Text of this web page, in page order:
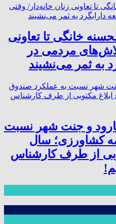
خانگی تا تعاونی
مردمی در
به ثمر می‌نشیند
و جنت شهر نسبت
کشاورزی؛ سال
از طرف کارشناس